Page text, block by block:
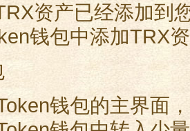
资产已经添加到
钱包中添加TRX
钱包的主界面